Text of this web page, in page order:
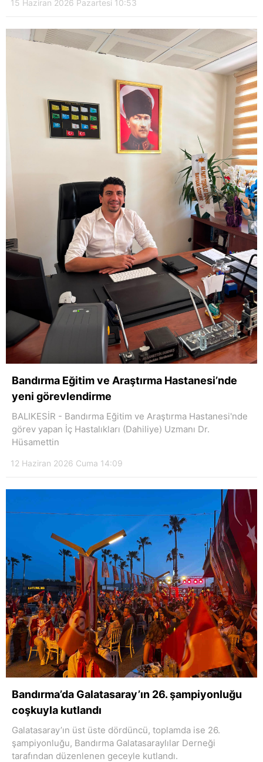
15 Haziran 2026 Pazartesi 10:53
Bandırma Eğitim ve Araştırma Hastanesi’nde
yeni görevlendirme
BALIKESİR - Bandırma Eğitim ve Araştırma Hastanesi'nde
görev yapan İç Hastalıkları (Dahiliye) Uzmanı Dr.
Hüsamettin
12 Haziran 2026 Cuma 14:09
Bandırma’da Galatasaray’ın 26. şampiyonluğu
coşkuyla kutlandı
Galatasaray’ın üst üste dördüncü, toplamda ise 26.
şampiyonluğu, Bandırma Galatasaraylılar Derneği
tarafından düzenlenen geceyle kutlandı.